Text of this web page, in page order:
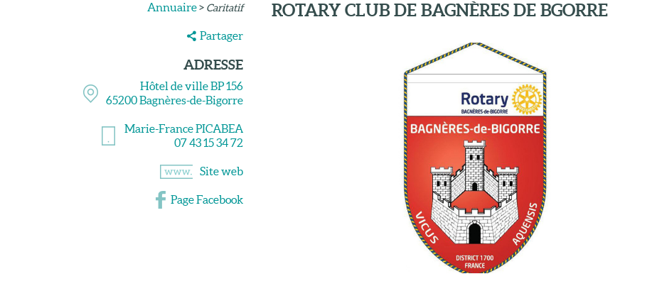
Annuaire> Caritatif
Partager
ADRESSE
Hôtel de ville BP 156
65200Bagnères-de-Bigorre
Marie-France PICABEA
07 43 15 34 72
Site web
Page Facebook
ROTARY CLUB DE BAGNÈRES DE BGORRE